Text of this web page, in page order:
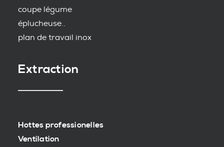
coupe légume
éplucheuse..
plan de travail inox
Extraction
Hottes professionelles
Ventilation